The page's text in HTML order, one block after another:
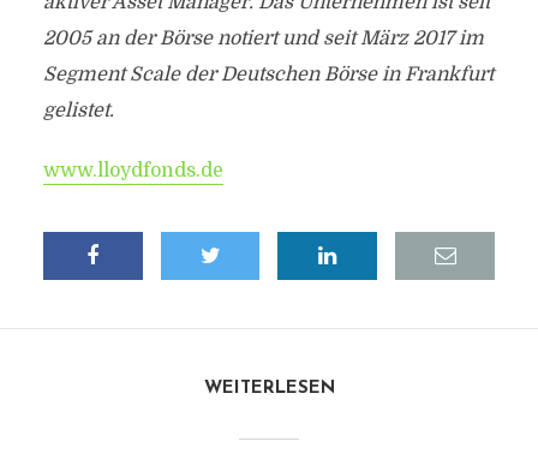
2005 an der Börse notiert und seit März 2017 im
Segment Scale der Deutschen Börse in Frankfurt
gelistet.
www.lloydfonds.de
WEITERLESEN